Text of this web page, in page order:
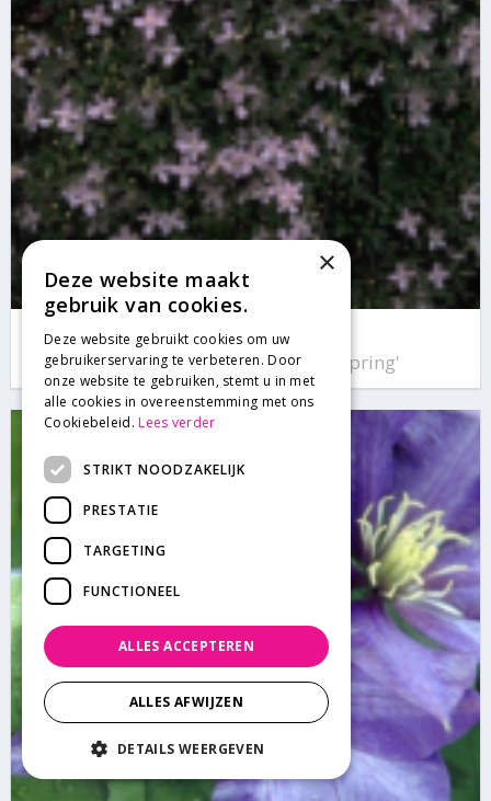
Clematis
Clematis montana 'Fragrant Spring'
×
Deze website maakt
gebruik van cookies.
Deze website gebruikt cookies om uw
gebruikerservaring te verbeteren. Door
onze website te gebruiken, stemt u in met
alle cookies in overeenstemming met ons
Cookiebeleid. Lees verder
STRIKT NOODZAKELIJK
PRESTATIE
TARGETING
FUNCTIONEEL
ALLES ACCEPTEREN
ALLES AFWIJZEN
DETAILS WEERGEVEN